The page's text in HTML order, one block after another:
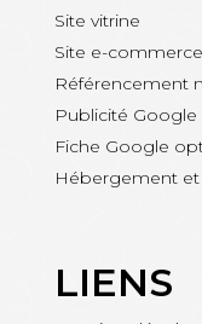
Site vitrine
Site e-commerce
Référencement
Publicité Google
Fiche Google
Hébergement
LIENS